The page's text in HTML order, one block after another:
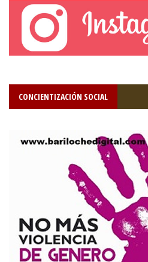
CONCIENTIZACIÓN SOCIAL